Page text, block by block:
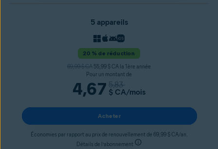
5 appareils
20 % de réduction
69,99 $ CA 55,99 $ CA la 1ère année
Pour un montant de
4,67 5,83
$ CA/mois
Acheter
Économies par rapport au prix de renouvellement de 69,99 $ CA/an.
Détails de l’abonnement